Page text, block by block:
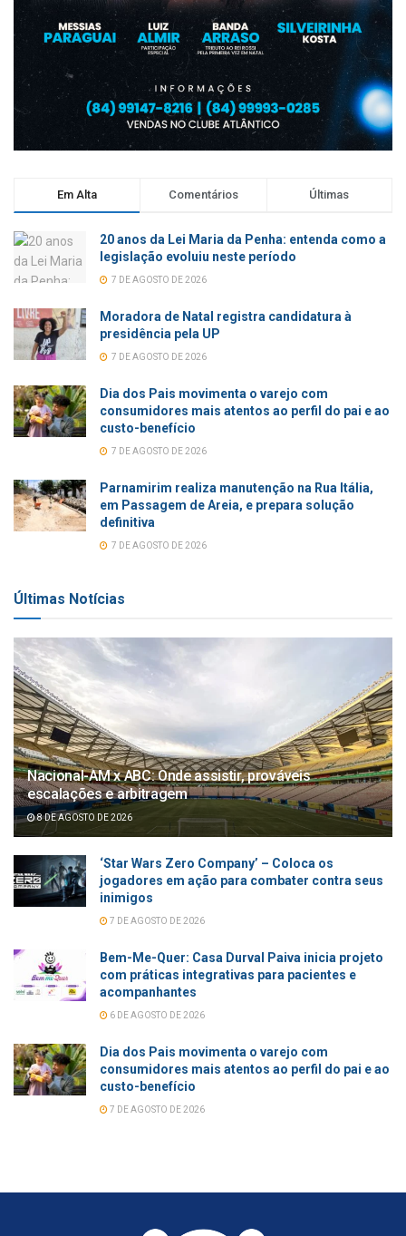
Em Alta Comentários Últimas
20 anos da Lei Maria da Penha: entenda como a
legislação evoluiu neste período
7 DE AGOSTO DE 2026
Moradora de Natal registra candidatura à
presidência pela UP
7 DE AGOSTO DE 2026
Dia dos Pais movimenta o varejo com
consumidores mais atentos ao perfil do pai e ao
custo-benefício
7 DE AGOSTO DE 2026
Parnamirim realiza manutenção na Rua Itália,
em Passagem de Areia, e prepara solução
definitiva
7 DE AGOSTO DE 2026
Últimas Notícias
Nacional-AM x ABC: Onde assistir, prováveis
escalações e arbitragem
8 DE AGOSTO DE 2026
‘Star Wars Zero Company’ – Coloca os
jogadores em ação para combater contra seus
inimigos
7 DE AGOSTO DE 2026
Bem-Me-Quer: Casa Durval Paiva inicia projeto
com práticas integrativas para pacientes e
acompanhantes
6 DE AGOSTO DE 2026
Dia dos Pais movimenta o varejo com
consumidores mais atentos ao perfil do pai e ao
custo-benefício
7 DE AGOSTO DE 2026